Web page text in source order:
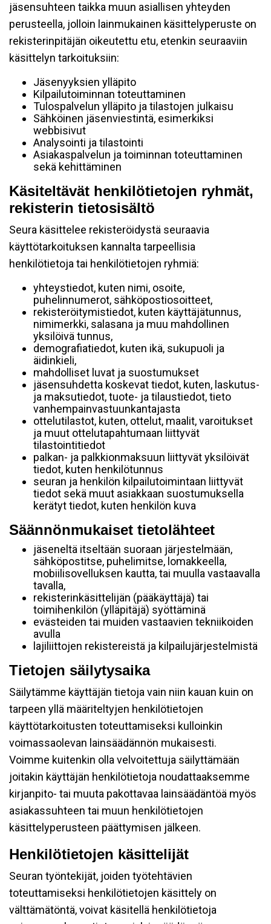
jäsensuhteen taikka muun asiallisen yhteyden
perusteella, jolloin lainmukainen käsittelyperuste on
rekisterinpitäjän oikeutettu etu, etenkin seuraaviin
käsittelyn tarkoituksiin:
Jäsenyyksien ylläpito
Kilpailutoiminnan toteuttaminen
Tulospalvelun ylläpito ja tilastojen julkaisu
Sähköinen jäsenviestintä, esimerkiksi
webbisivut
Analysointi ja tilastointi
Asiakaspalvelun ja toiminnan toteuttaminen
sekä kehittäminen
Käsiteltävät henkilötietojen ryhmät,
rekisterin tietosisältö
Seura käsittelee rekisteröidystä seuraavia
käyttötarkoituksen kannalta tarpeellisia
henkilötietoja tai henkilötietojen ryhmiä:
yhteystiedot, kuten nimi, osoite,
puhelinnumerot, sähköpostiosoitteet,
rekisteröitymistiedot, kuten käyttäjätunnus,
nimimerkki, salasana ja muu mahdollinen
yksilöivä tunnus,
demografiatiedot, kuten ikä, sukupuoli ja
äidinkieli,
mahdolliset luvat ja suostumukset
jäsensuhdetta koskevat tiedot, kuten, laskutus-
ja maksutiedot, tuote- ja tilaustiedot, tieto
vanhempainvastuunkantajasta
ottelutilastot, kuten, ottelut, maalit, varoitukset
ja muut ottelutapahtumaan liittyvät
tilastointitiedot
palkan- ja palkkionmaksuun liittyvät yksilöivät
tiedot, kuten henkilötunnus
seuran ja henkilön kilpailutoimintaan liittyvät
tiedot sekä muut asiakkaan suostumuksella
kerätyt tiedot, kuten henkilön kuva
Säännönmukaiset tietolähteet
jäseneltä itseltään suoraan järjestelmään,
sähköpostitse, puhelimitse, lomakkeella,
mobiilisovelluksen kautta, tai muulla vastaavalla
tavalla,
rekisterinkäsittelijän (pääkäyttäjä) tai
toimihenkilön (ylläpitäjä) syöttäminä
evästeiden tai muiden vastaavien tekniikoiden
avulla
lajiliittojen rekistereistä ja kilpailujärjestelmistä
Tietojen säilytysaika
Säilytämme käyttäjän tietoja vain niin kauan kuin on
tarpeen yllä määriteltyjen henkilötietojen
käyttötarkoitusten toteuttamiseksi kulloinkin
voimassaolevan lainsäädännön mukaisesti.
Voimme kuitenkin olla velvoitettuja säilyttämään
joitakin käyttäjän henkilötietoja noudattaaksemme
kirjanpito- tai muuta pakottavaa lainsäädäntöä myös
asiakassuhteen tai muun henkilötietojen
käsittelyperusteen päättymisen jälkeen.
Henkilötietojen käsittelijät
Seuran työntekijät, joiden työtehtävien
toteuttamiseksi henkilötietojen käsittely on
välttämätöntä, voivat käsitellä henkilötietoja